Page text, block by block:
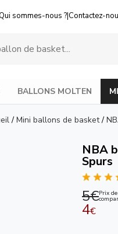
sommes-nous ?|Contactez-
BALLONS MOLTEN
/ Mini ballons de basket/
NBA
Spurs
5€Prix de
4€